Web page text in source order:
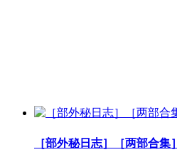
［部外秘日志］［两部合集］